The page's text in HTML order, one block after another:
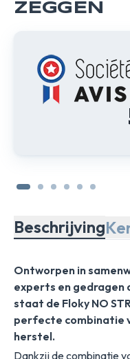
ZEGGEN
Beschrijving
Ontworpen in
experts en gedragen
staat de Floky NO
perfecte combinatie
herstel.
Dankzij de combinatie